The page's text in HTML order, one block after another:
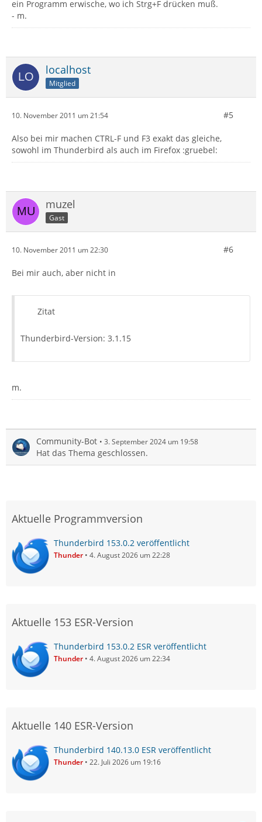
ein Programm erwische, wo ich Strg+F drücken muß.
- m.
localhost
Mitglied
10. November 2011 um 21:54 #5
Also bei mir machen CTRL-F und F3 exakt das gleiche,
sowohl im Thunderbird als auch im Firefox :gruebel:
muzel
Gast
10. November 2011 um 22:30 #6
Bei mir auch, aber nicht in
Zitat
Thunderbird-Version: 3.1.15
m.
Community-Bot 3. September 2024 um 19:58
Hat das Thema geschlossen.
Aktuelle Programmversion
Thunderbird 153.0.2 veröffentlicht
Thunder 4. August 2026 um 22:28
Aktuelle 153 ESR-Version
Thunderbird 153.0.2 ESR veröffentlicht
Thunder 4. August 2026 um 22:34
Aktuelle 140 ESR-Version
Thunderbird 140.13.0 ESR veröffentlicht
Thunder 22. Juli 2026 um 19:16